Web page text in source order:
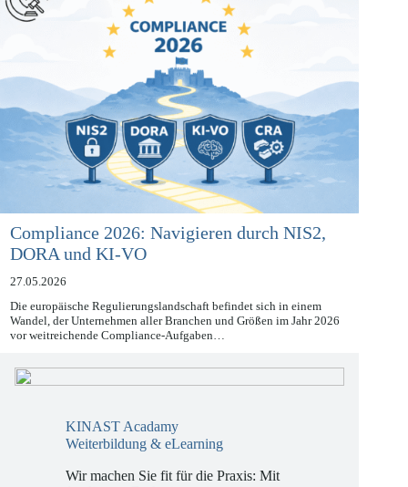
Compliance 2026: Navigieren durch NIS2,
DORA und KI-VO
27.05.2026
Die europäische Regulierungslandschaft befindet sich in einem
Wandel, der Unternehmen aller Branchen und Größen im Jahr 2026
KINAST Acadamy